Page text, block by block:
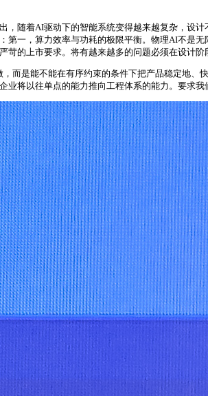
，随着AI驱动下的智能系统变得越来越复杂，设
第一，算力效率与功耗的极限平衡。物理AI不是
苛的上市要求。将有越来越多的问题必须在设计阶
而是能不能在有序约束的条件下把产品稳定地
业将以往单点的能力推向工程体系的能力。要求